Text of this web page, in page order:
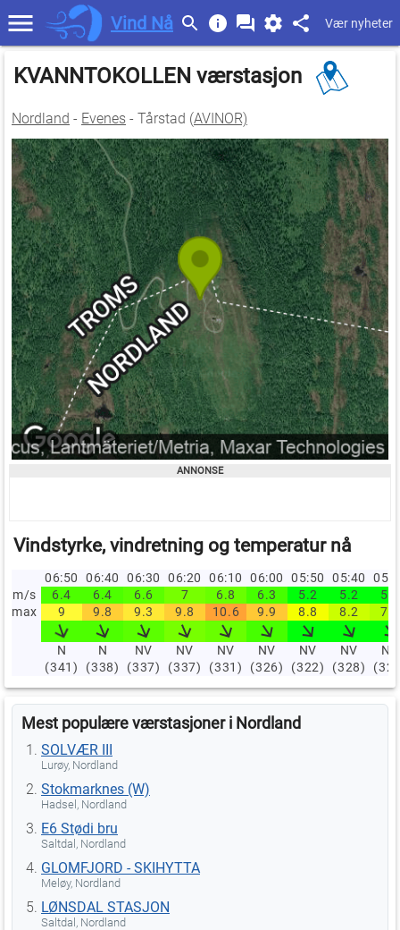
Vind Nå Vær nyheter
KVANNTOKOLLEN værstasjon
Nordland - Evenes - Tårstad (AVINOR)
Vindstyrke, vindretning og temperatur nå
06:50 06:40 06:30 06:20 06:10 06:00 05:50 05:40
m/s
6.4 6.4 6.6 7 6.8 6.3 5.2 5.2
5.2
max
9 9.8 9.3 9.8 10.6 9.9 8.8 8.2 7.9
N
(341)
N
(338)
NV
(337)
NV
(337)
NV
(331)
NV
(326)
NV
(322)
NV
(328)
NV
Mest populære værstasjoner i Nordland
SOLVÆR III
Lurøy, Nordland
Stokmarknes (W)
Hadsel, Nordland
E6 Stødi bru
Saltdal, Nordland
GLOMFJORD - SKIHYTTA
Meløy, Nordland
LØNSDAL STASJON
Saltdal, Nordland